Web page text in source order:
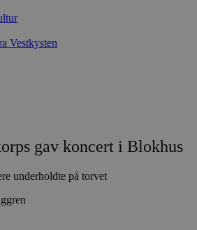
Vestkysten
gav koncert i Blokhus
underholdte på torvet